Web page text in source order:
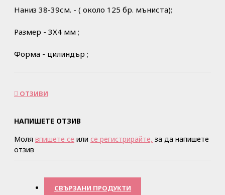
Наниз 38-39см. - ( около 125 бр. мъниста);
Размер - 3X4 мм ;
Форма - цилиндър ;
ОТЗИВИ
НАПИШЕТЕ ОТЗИВ
Моля впишете се или се регистрирайте, за да напишете
отзив
СВЪРЗАНИ ПРОДУКТИ